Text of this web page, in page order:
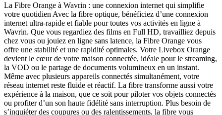
La Fibre Orange à Wavrin : une connexion internet qui simplifie
votre quotidien Avec la fibre optique, bénéficiez d’une connexion
internet ultra-rapide et fiable pour toutes vos activités en ligne à
Wavrin. Que vous regardiez des films en Full HD, travailliez depuis
chez vous ou jouiez en ligne sans latence, la Fibre Orange vous
offre une stabilité et une rapidité optimales. Votre Livebox Orange
devient le cœur de votre maison connectée, idéale pour le streaming,
la VOD ou le partage de documents volumineux en un instant.
Même avec plusieurs appareils connectés simultanément, votre
réseau internet reste fluide et réactif. La fibre transforme aussi votre
expérience à la maison, que ce soit pour piloter vos objets connectés
ou profiter d’un son haute fidélité sans interruption. Plus besoin de
s’inquiéter des coupures ou des ralentissements, la fibre vous